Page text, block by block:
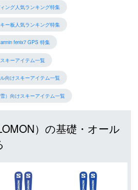
ング人気ランキング特集
ー板人気ランキング特集
fenix7 GPS 特集
キーアイテム一覧
向けスキーアイテム一覧
）向けスキーアイテム一覧
）の基礎・オール